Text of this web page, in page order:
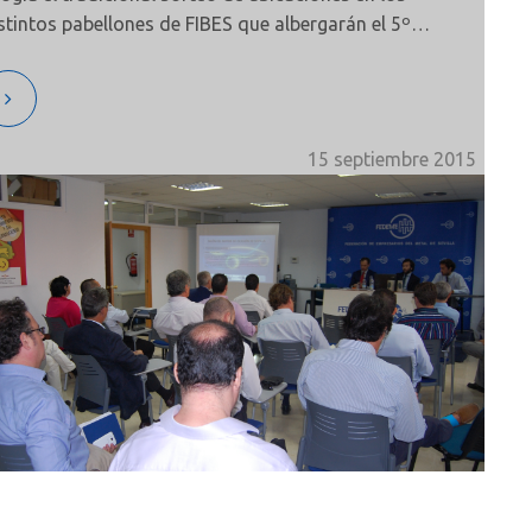
15 septiembre 2015
pabellones de FIBES que albergarán el 5º
celebrará del 28 de octubre al 1 de noviembre.